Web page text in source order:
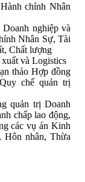
chính Nhân
nghiệp và
Nhân Sự, Tài
Chất lượng
và Logistics
thảo Hợp đồng
chế quản trị
quản trị Doanh
chấp lao động,
các vụ án Kinh
Hôn nhân, Thừa